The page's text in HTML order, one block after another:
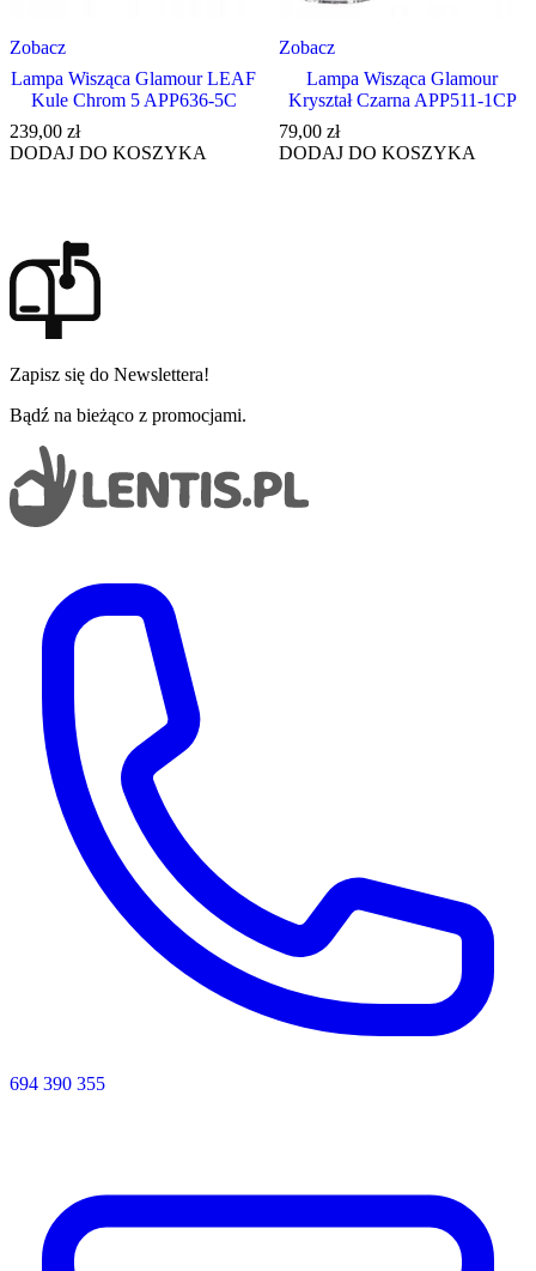
Zobacz
Lampa Wisząca Glamour LEAF
Kule Chrom 5 APP636-5C
239,00 zł
DODAJ DO KOSZYKA
Zobacz
Lampa Wisząca Glamour
Kryształ Czarna APP511-1CP
79,00 zł
DODAJ DO KOSZYKA
Zapisz się do Newslettera!
Bądź na bieżąco z promocjami.
694 390 355